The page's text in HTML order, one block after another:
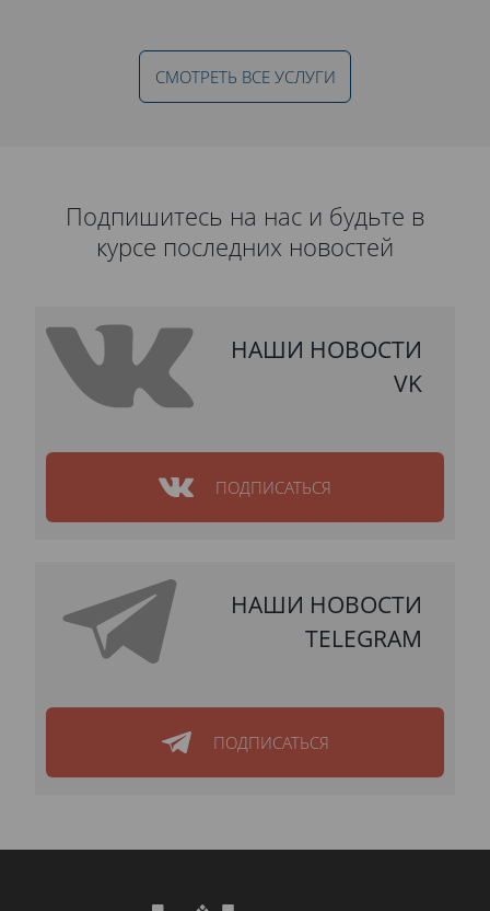
СМОТРЕТЬ ВСЕ УСЛУГИ
Подпишитесь на нас и будьте в
курсе последних новостей
НАШИ НОВОСТИ
VK
ПОДПИСАТЬСЯ
НАШИ НОВОСТИ
TELEGRAM
ПОДПИСАТЬСЯ